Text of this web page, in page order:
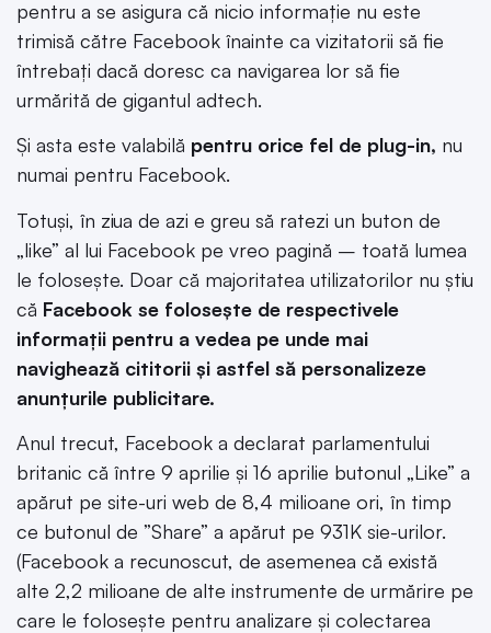
pentru a se asigura că nicio informație nu este
trimisă către Facebook înainte ca vizitatorii să fie
întrebați dacă doresc ca navigarea lor să fie
urmărită de gigantul adtech.
Și asta este valabilă pentru orice fel de plug-in, nu
numai pentru Facebook.
Totuși, în ziua de azi e greu să ratezi un buton de
„like” al lui Facebook pe vreo pagină – toată lumea
le folosește. Doar că majoritatea utilizatorilor nu știu
că Facebook se folosește de respectivele
informații pentru a vedea pe unde mai
navighează cititorii și astfel să personalizeze
anunțurile publicitare.
Anul trecut, Facebook a declarat parlamentului
britanic că între 9 aprilie și 16 aprilie butonul „Like” a
apărut pe site-uri web de 8,4 milioane ori, în timp
ce butonul de ”Share” a apărut pe 931K sie-urilor.
(Facebook a recunoscut, de asemenea că există
alte 2,2 milioane de alte instrumente de urmărire pe
care le folosește pentru analizare și colectarea